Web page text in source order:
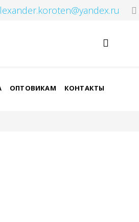
ОПТОВИКАМ КОНТАКТЫ